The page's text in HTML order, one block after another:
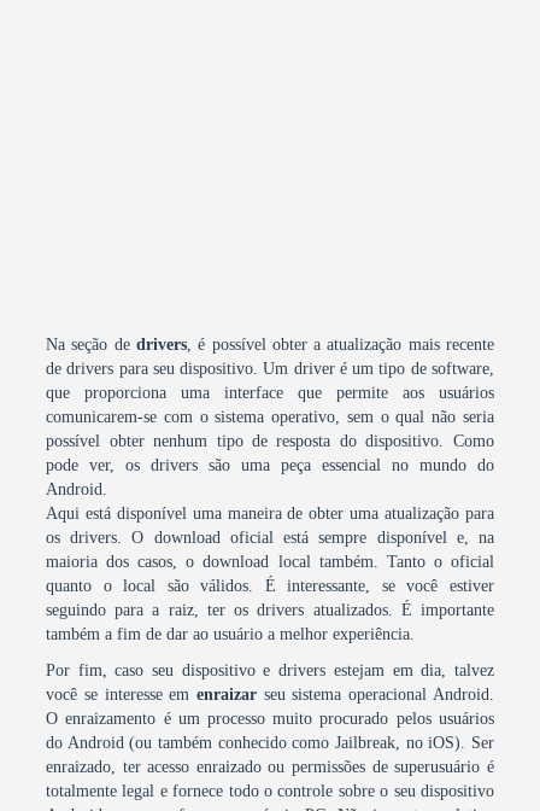
Na seção de drivers, é possível obter a atualização mais recente
de drivers para seu dispositivo. Um driver é um tipo de software,
que proporciona uma interface que permite aos usuários
comunicarem-se com o sistema operativo, sem o qual não seria
possível obter nenhum tipo de resposta do dispositivo. Como
pode ver, os drivers são uma peça essencial no mundo do
Android.
Aqui está disponível uma maneira de obter uma atualização para
os drivers. O download oficial está sempre disponível e, na
maioria dos casos, o download local também. Tanto o oficial
quanto o local são válidos. É interessante, se você estiver
seguindo para a raiz, ter os drivers atualizados. É importante
também a fim de dar ao usuário a melhor experiência.
Por fim, caso seu dispositivo e drivers estejam em dia, talvez
você se interesse em enraizar seu sistema operacional Android.
O enraizamento é um processo muito procurado pelos usuários
do Android (ou também conhecido como Jailbreak, no iOS). Ser
enraizado, ter acesso enraizado ou permissões de superusuário é
totalmente legal e fornece todo o controle sobre o seu dispositivo